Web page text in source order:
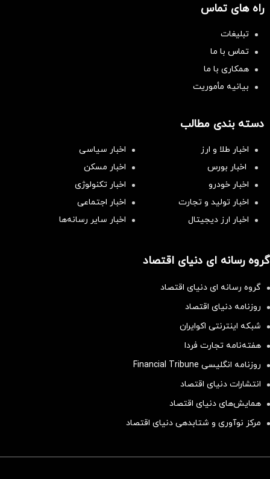
راه های تماس
تبلیغات
تماس با ما
همکاری با ما
بیانیه مأموریت
دسته بندی مطالب
اخبار طلا و ارز
اخبار سیاسی
اخبار بورس
اخبار مسکن
اخبار خودرو
اخبار تکنولوژی
اخبار تولید و تجارت
اخبار اجتماعی
اخبار ارز دیجیتال
اخبار سایر رسانه‌‌ها
گروه رسانه ای دنیای اقتصاد
گروه رسانه ای دنیای اقتصاد
روزنامه دنیای اقتصاد
شبکه اینترنتی اکوایران
هفته‌نامه تجارت فردا
روزنامه انگلیسی Financial Tribune
انتشارات دنیای اقتصاد
همایش‌های دنیای اقتصاد
مرکز نوآوری و شتابدهی دنیای اقتصاد